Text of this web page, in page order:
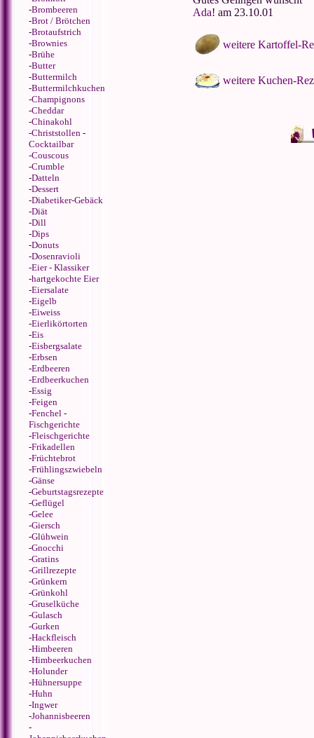
-Brombeeren
-Brot / Brötchen
-Brotaufstrich
-Brownies
-Brühe
-Butter
-Buttermilch
-Buttermilchkuchen
-Champignons
-Cheddar
-Chinakohl
-Christstollen -
Cocktailbar
-Couscous
-Crumble
-Datteln
-Dessert
-Diabetiker-Gebäck
-Diät
-Dill
-Dips
-Donuts
-Dosenravioli
-Eier - Klassiker
-hartgekochte Eier
-Eiersalate
-Eigelb
-Eiweiss
-Eierlikörtorten
-Eis
-Eisbergsalate
-Erbsen
-Erdbeeren
-Erdbeerkuchen
-Essig
-Feigen
-Fenchel -
Fischgerichte
-Fleischgerichte
-Frikadellen
-Früchtebrot
-Frühlingszwiebeln
-Gänse
-Geburtstagsrezepte
-Geflügel
-Gelee
-Giersch
-Glühwein
-Gnocchi
-Gratins
-Grillrezepte
-Grünkern
-Grünkohl
-Gruselküche
-Gulasch
-Gurken
-Hackfleisch
-Himbeeren
-Himbeerkuchen
-Holunder
-Hühnersuppe
-Huhn
-Ingwer
-Johannisbeeren
-
Ada! am 23.10.01
weitere Kartoffel-
weitere Kuchen-